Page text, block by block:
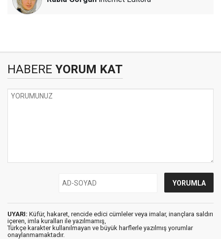
HABERE YORUM KAT
UYARI: Küfür, hakaret, rencide edici cümleler veya imalar, inançlara saldırı
içeren, imla kuralları ile yazılmamış,
Türkçe karakter kullanılmayan ve büyük harflerle yazılmış yorumlar
onaylanmamaktadır.